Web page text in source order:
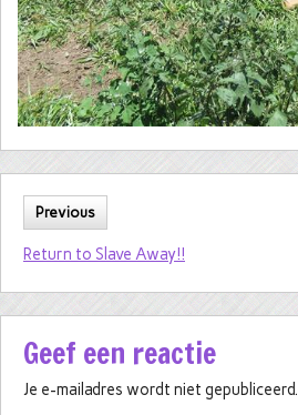
Previous
Return to Slave Away!!
Geef een reactie
Je e-mailadres wordt niet gepubliceerd.